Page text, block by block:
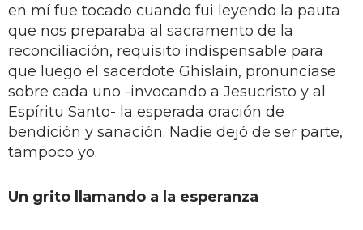
en mí fue tocado cuando fui leyendo la pauta
que nos preparaba al sacramento de la
reconciliación, requisito indispensable para
que luego el sacerdote Ghislain, pronunciase
sobre cada uno -invocando a Jesucristo y al
Espíritu Santo- la esperada oración de
bendición y sanación. Nadie dejó de ser parte,
tampoco yo.
Un grito llamando a la esperanza